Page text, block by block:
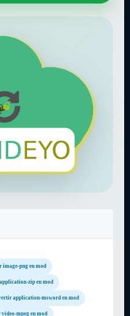
image-png en mod
zip en mod
application-msword en mod
mpeg en mod